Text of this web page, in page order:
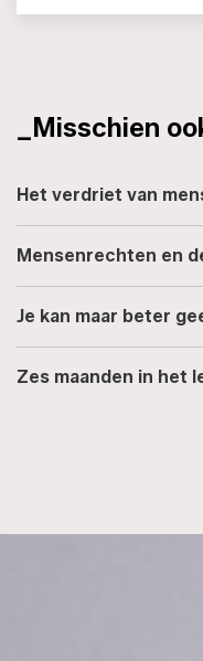
_Misschien
Het verdriet van
Mensenrechten en
Je kan maar beter
Zes maanden in het